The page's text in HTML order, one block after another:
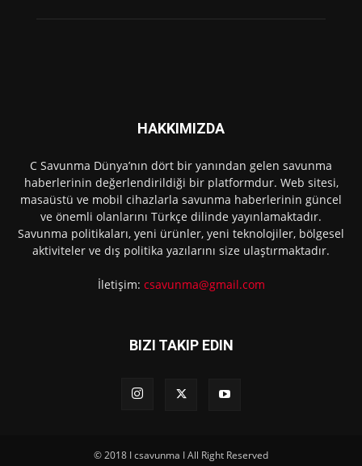
HAKKIMIZDA
C Savunma Dünya’nın dört bir yanından gelen savunma
haberlerinin değerlendirildiği bir platformdur. Web sitesi,
masaüstü ve mobil cihazlarla savunma haberlerinin güncel
ve önemli olanlarını Türkçe dilinde yayınlamaktadır.
Savunma politikaları, yeni ürünler, yeni teknolojiler, bölgesel
aktiviteler ve dış politika yazılarını size ulaştırmaktadır.
İletişim: csavunma@gmail.com
BIZI TAKIP EDIN
© 2018 I csavunma I All Right Reserved